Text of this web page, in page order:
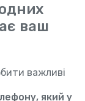
ваш
важливі
який у